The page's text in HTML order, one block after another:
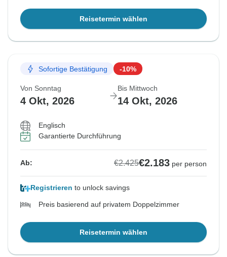
Reisetermin wählen
Sofortige Bestätigung -10%
Von Sonntag
4 Okt, 2026
Bis Mittwoch
14 Okt, 2026
Englisch
Garantierte Durchführung
Ab: €2.425€2.183 per person
Registrieren to unlock savings
Preis basierend auf privatem Doppelzimmer
Reisetermin wählen